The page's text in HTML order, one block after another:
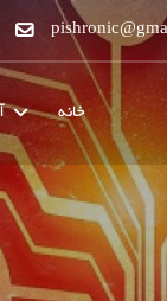
خانه